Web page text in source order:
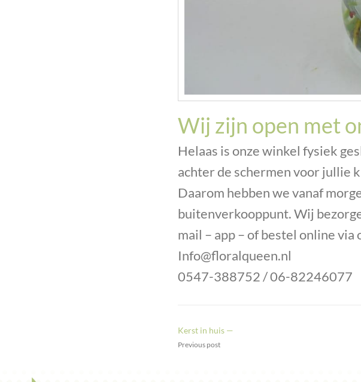
Wij zijn open met
Helaas is onze winkel fysiek
achter de schermen voor jullie
Daarom hebben we vanaf
buitenverkooppunt. Wij
mail – app – of bestel online via
Info@floralqueen.nl
0547-388752 / 06-82246077
Kerst in huis —
Previous post